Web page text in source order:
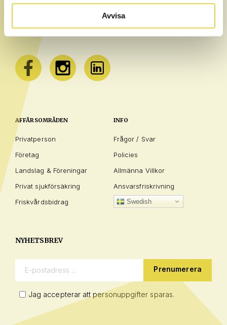
Avvisa
AFFÄRSOMRÅDEN
Privatperson
Företag
Landslag & Föreningar
Privat sjukförsäkring
Friskvårdsbidrag
INFO
Frågor / Svar
Policies
Allmänna Villkor
Ansvarsfriskrivning
Swedish
NYHETSBREV
E-postadress:
Jag accepterar att personuppgifter sparas.